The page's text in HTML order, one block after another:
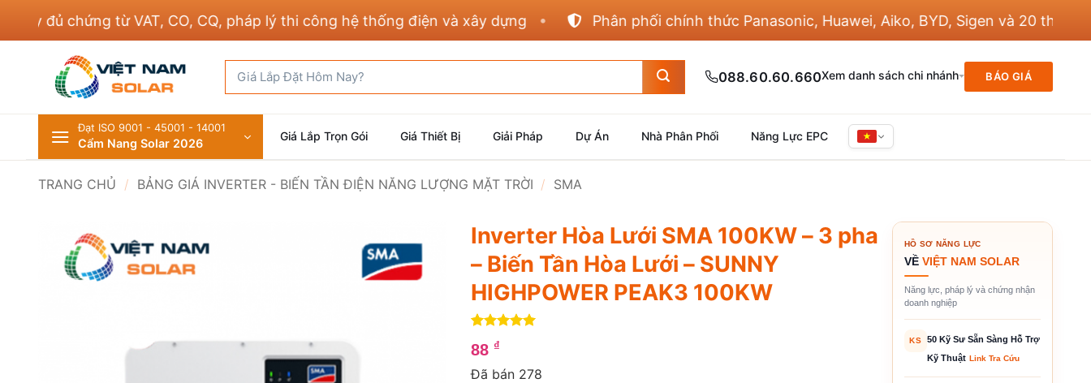
đủ chứng từ VAT, CO, CQ, pháp lý thi công hệ thống điện và xây dựng Phân phối chính thức Panasonic, Huawei, Aiko, BYD, Sigen và 20 thương hiệu
kiếm:
088.60.60.660Xem danh sách chi nhánh BÁO GIÁ
Đạt ISO 9001 - 45001 - 14001
Cẩm Nang Solar 2026 Giá Lắp Trọn Gói Giá Thiết Bị Giải Pháp Dự Án Nhà Phân Phối Năng Lực EPC
TRANG CHỦ / BẢNG GIÁ INVERTER - BIẾN TẦN ĐIỆN NĂNG LƯỢNG MẶT TRỜI / SMA
Inverter Hòa Lưới SMA 100KW – 3 pha
– Biến Tần Hòa Lưới – SUNNY
HIGHPOWER PEAK3 100KW
trên 5
dựa trên
88 ₫
Đã bán 278
HỒ SƠ NĂNG LỰC
VỀ VIỆT NAM SOLAR
Năng lực, pháp lý và chứng nhận
doanh nghiệp
KS
50 Kỹ Sư Sẵn Sàng Hỗ Trợ
Kỹ Thuật Link Tra Cứu